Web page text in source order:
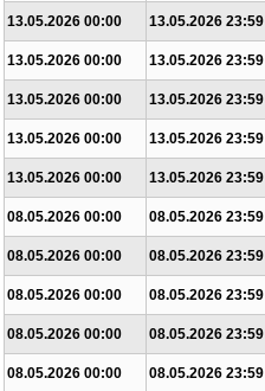
13.05.2026 00:00
13.05.2026 23:59
13.05.2026 00:00
13.05.2026 23:59
13.05.2026 00:00
13.05.2026 23:59
13.05.2026 00:00
13.05.2026 23:59
13.05.2026 00:00
13.05.2026 23:59
08.05.2026 00:00
08.05.2026 23:59
08.05.2026 00:00
08.05.2026 23:59
08.05.2026 00:00
08.05.2026 23:59
08.05.2026 00:00
08.05.2026 23:59
08.05.2026 00:00
08.05.2026 23:59